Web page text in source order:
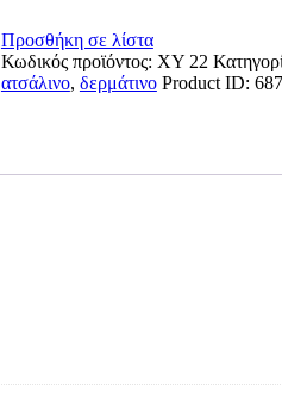
ποσότητα
Προσθήκη σε λίστα
Κωδικός προϊόντος: XY 22
ατσάλινο, δερμάτινο Product ID: 687